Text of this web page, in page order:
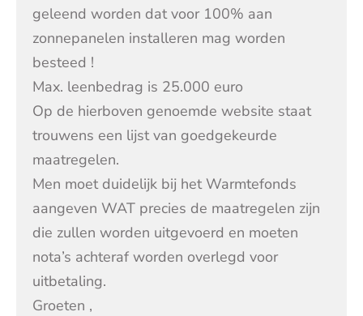
geleend worden dat voor 100% aan
zonnepanelen installeren mag worden
besteed !
Max. leenbedrag is 25.000 euro
Op de hierboven genoemde website staat
trouwens een lijst van goedgekeurde
maatregelen.
Men moet duidelijk bij het Warmtefonds
aangeven WAT precies de maatregelen zijn
die zullen worden uitgevoerd en moeten
nota’s achteraf worden overlegd voor
uitbetaling.
Groeten ,